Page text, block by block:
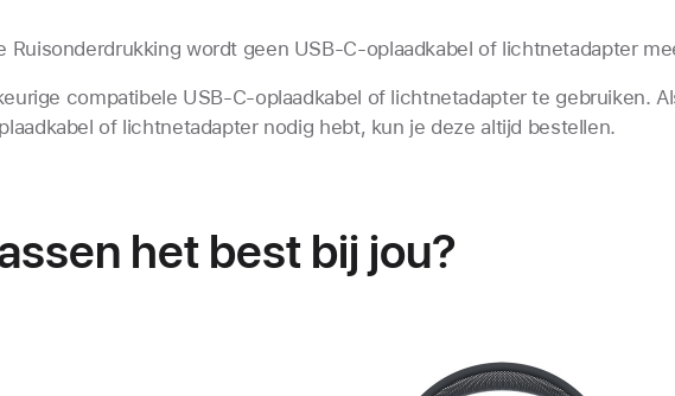
Ruisonderdrukking wordt geen USB-C-oplaadkabel of lichtnetadapter
compatibele USB-C-oplaadkabel of lichtnetadapter te gebruiken.
of lichtnet­adapter nodig hebt, kun je deze altijd bestellen.
het best bij jou?